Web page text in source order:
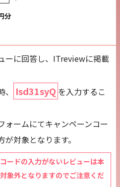
分
ーに回答し、ITreviewに掲載
Isd31syQ を入力するこ
ォームにてキャンペーンコー
が対象となります。
ードの入力がないレビューは本
象外となりますのでご注意くだ